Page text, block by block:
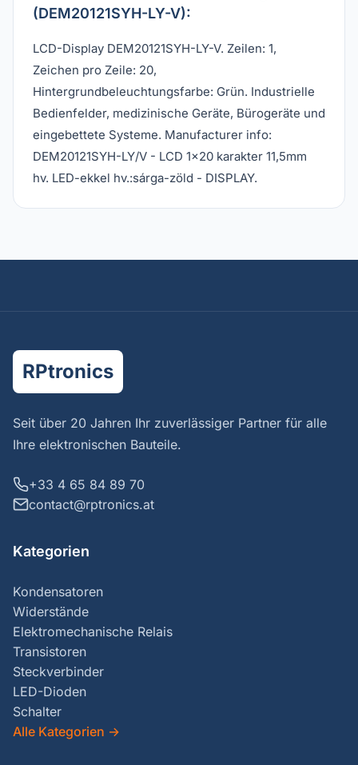
(DEM20121SYH-LY-V):
LCD-Display DEM20121SYH-LY-V. Zeilen: 1,
Zeichen pro Zeile: 20,
Hintergrundbeleuchtungsfarbe: Grün. Industrielle
Bedienfelder, medizinische Geräte, Bürogeräte und
eingebettete Systeme. Manufacturer info:
DEM20121SYH-LY/V - LCD 1x20 karakter 11,5mm
hv. LED-ekkel hv.:sárga-zöld - DISPLAY.
RPtronics
Seit über 20 Jahren Ihr zuverlässiger Partner für alle
Ihre elektronischen Bauteile.
+33 4 65 84 89 70
contact@rptronics.at
Kategorien
Kondensatoren
Widerstände
Elektromechanische Relais
Transistoren
Steckverbinder
LED-Dioden
Schalter
Alle Kategorien →